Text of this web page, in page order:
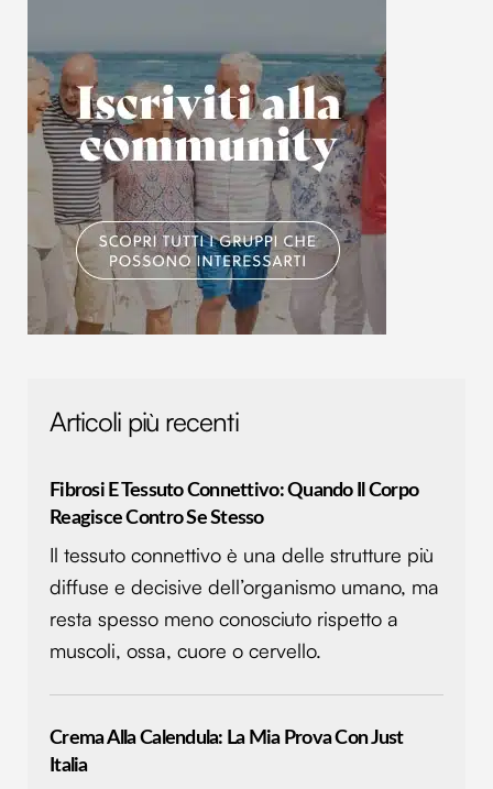
Articoli più recenti
Fibrosi E Tessuto Connettivo: Quando Il Corpo
Reagisce Contro Se Stesso
Il tessuto connettivo è una delle strutture più
diffuse e decisive dell’organismo umano, ma
resta spesso meno conosciuto rispetto a
muscoli, ossa, cuore o cervello.
Crema Alla Calendula: La Mia Prova Con Just
Italia